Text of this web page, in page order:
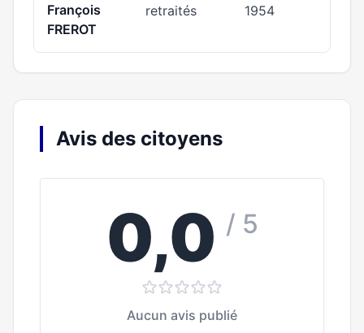
François
FREROT
retraités
1954
Avis des citoyens
0,0 / 5
Aucun avis publié